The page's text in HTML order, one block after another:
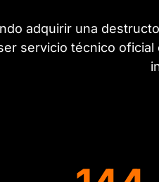
adquirir una
servicio técnico